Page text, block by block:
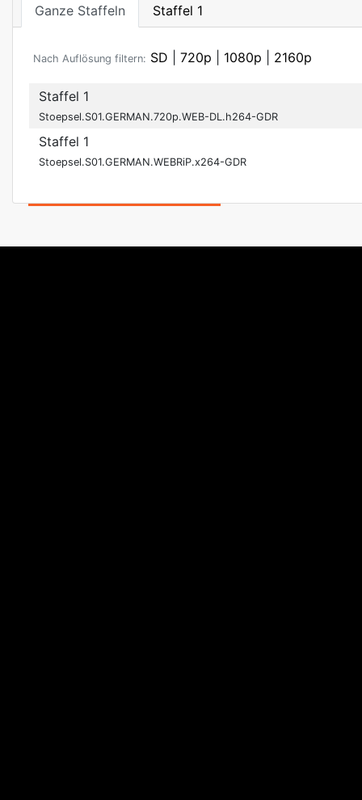
Ganze Staffeln Staffel 1
Nach Auflösung filtern: SD 720p 1080p 2160p
Staffel 1
Stoepsel.S01.GERMAN.720p.WEB-DL.h264-GDR
Staffel 1
Stoepsel.S01.GERMAN.WEBRiP.x264-GDR